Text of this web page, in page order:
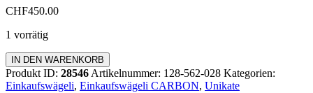
CHF450.00
1 vorrätig
Carbon
koffer
Menge
IN DEN WARENKORB
Produkt ID: 28546 Artikelnummer: 128-562-028 Kategorien:
Einkaufswägeli, Einkaufswägeli CARBON, Unikate